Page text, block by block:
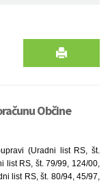
Občine
(Uradni list RS, št.
list RS, št. 79/99, 124/00,
list RS, št. 80/94, 45/97,